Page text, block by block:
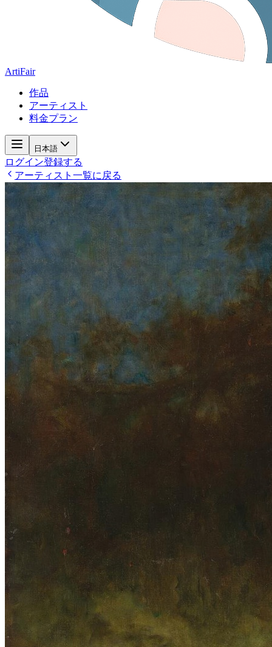
ArtiFair
作品
アーティスト
料金プラン
日本語
ログイン登録する
アーティスト一覧に戻る